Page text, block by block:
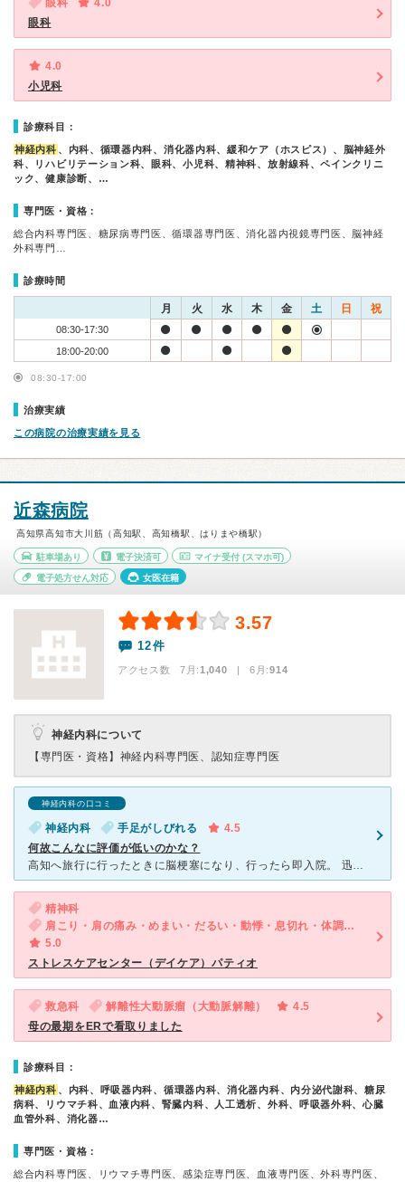
眼科
4.0
眼科
4.0
小児科
診療科目：
神経内科 、内科、循環器内科、消化器内科、緩和ケア（ホスピス）、脳神経外
科、リハビリテーション科、眼科、小児科、精神科、放射線科、ペインクリニ
ック、健康診断、…
専門医・資格：
総合内科専門医、糖尿病専門医、循環器専門医、消化器内視鏡専門医、脳神経
外科専門…
診療時間
月 火 水 木 金 土 日 祝
08:30-17:30
18:00-20:00
08:30-17:00
治療実績
この病院の治療実績を見る
近森病院
高知県高知市大川筋（高知駅、高知橋駅、はりまや橋駅）
駐車場あり 電子決済可 マイナ受付 (スマホ可)
電子処方せん対応 女医在籍
3.57
12件
アクセス数 7月:1,040 | 6月:914
神経内科について
【専門医・資格】 神経内科専門医、認知症専門医
神経内科の口コミ
神経内科 手足がしびれる
4.5
何故こんなに評価が低いのかな？
高知へ旅行に行ったときに脳梗塞になり、行ったら即入院。 迅速で正確、丁寧な処置のおかげで有難いことに10日で退院することが出来たし、後遺症もほとんど無い。 看護士さんたちは親切で、医師も親切な上に
精神科
肩こり・肩の痛み・めまい・だるい・動悸・息切れ・体調不良・寝つきが悪い・不眠・急性の下痢・気が滅入る・不安
5.0
ストレスケアセンター（デイケア）パティオ
救急科 解離性大動脈瘤（大動脈解離）
4.5
母の最期をERで看取りました
診療科目：
神経内科 、内科、呼吸器内科、循環器内科、消化器内科、内分泌代謝科、糖尿
病科、リウマチ科、血液内科、腎臓内科、人工透析、外科、呼吸器外科、心臓
血管外科、消化器…
専門医・資格：
総合内科専門医、リウマチ専門医、感染症専門医、血液専門医、外科専門医、